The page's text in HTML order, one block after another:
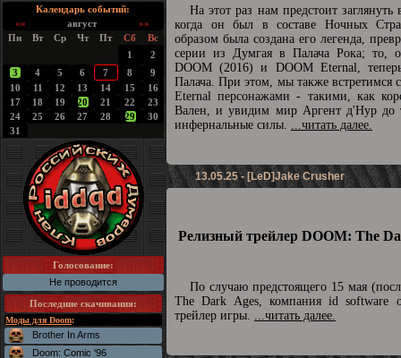
Календарь событий:
««
август
»»
Пн
Вт Ср Чт Пт Сб
Вс
1
2
3
4 5 6 7 8
9
10
11 12 13 14 15
16
17
18 19 20 21 22
23
24
25 26 27 28 29
30
31
Голосование:
Не проводится
Последние скачивания:
Моды для Doom:
Brother In Arms
Doom: Comic '96
На этот раз нам предстоит
когда он был в составе Ночных
образом была создана его легенда,
серии из Думгая в Палача Рока; то, о
DOOM (2016) и DOOM Eternal,
Палача. При этом, мы также встретимся
Eternal персонажами - такими, как
Вален, и увидим мир Аргент д'Нур до
инфернальные силы. ...читать далее.
13.05.25 - [LeD]Jake Crusher
Релизный трейлер DOOM: The
По случаю предстоящего 15 мая
The Dark Ages, компания id software
трейлер игры. ...читать далее.